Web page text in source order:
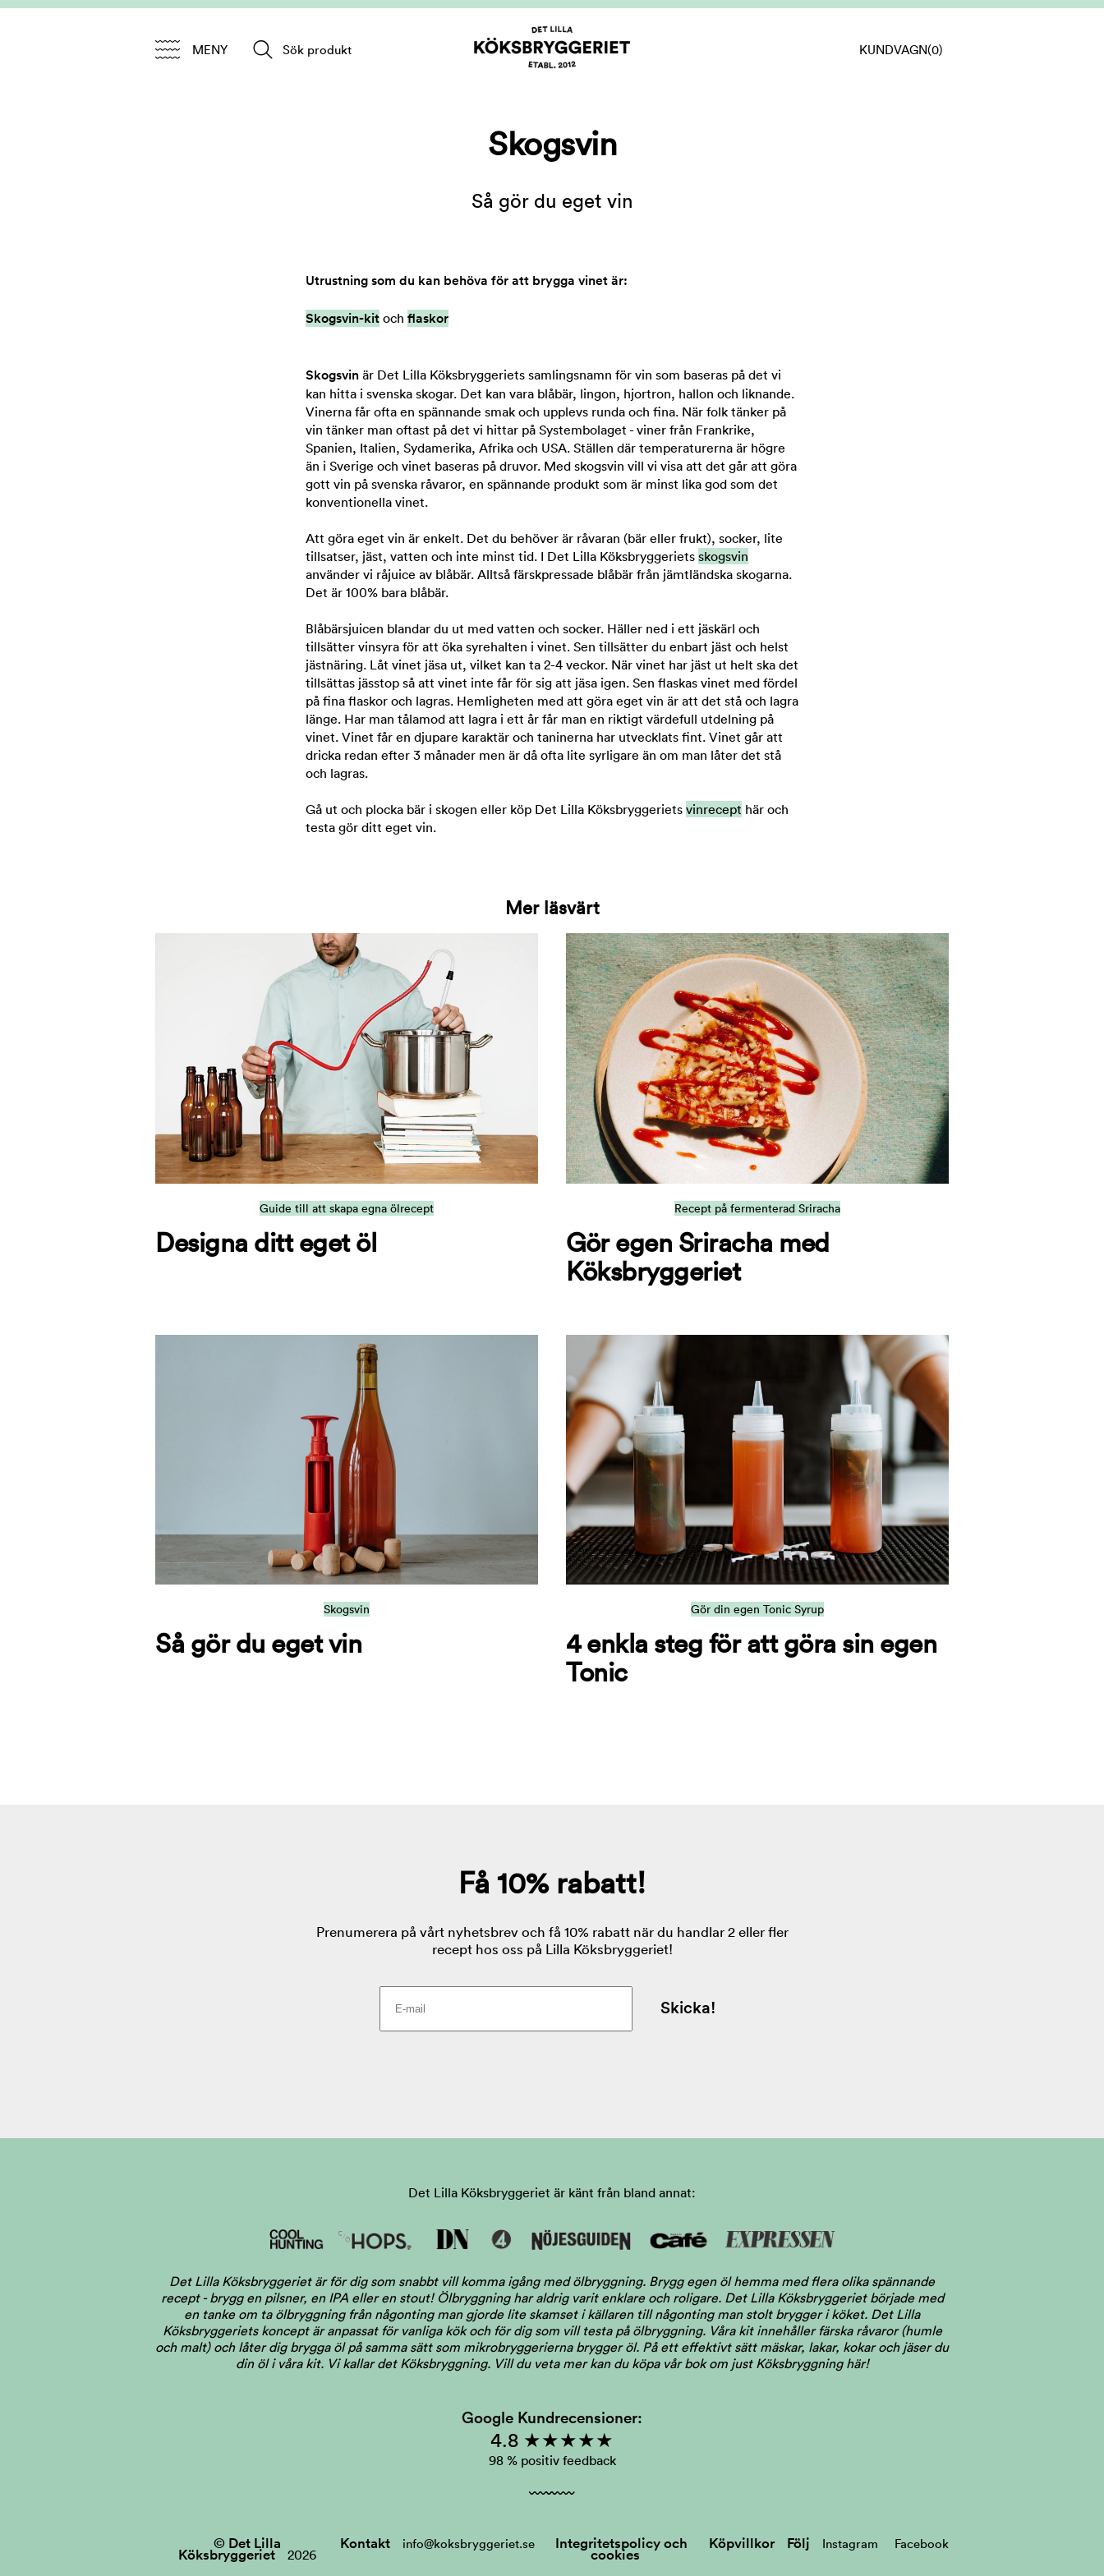
MENY Sök produkt KUNDVAGN(0)
Skogsvin
Så gör du eget vin
Utrustning som du kan behöva för att brygga vinet är:
Skogsvin-kit och flaskor
Skogsvin är Det Lilla Köksbryggeriets samlingsnamn för vin som baseras på det vi
kan hitta i svenska skogar. Det kan vara blåbär, lingon, hjortron, hallon och liknande.
Vinerna får ofta en spännande smak och upplevs runda och fina. När folk tänker på
vin tänker man oftast på det vi hittar på Systembolaget - viner från Frankrike,
Spanien, Italien, Sydamerika, Afrika och USA. Ställen där temperaturerna är högre
än i Sverige och vinet baseras på druvor. Med skogsvin vill vi visa att det går att göra
gott vin på svenska råvaror, en spännande produkt som är minst lika god som det
konventionella vinet.
Att göra eget vin är enkelt. Det du behöver är råvaran (bär eller frukt), socker, lite
tillsatser, jäst, vatten och inte minst tid. I Det Lilla Köksbryggeriets skogsvin
använder vi råjuice av blåbär. Alltså färskpressade blåbär från jämtländska skogarna.
Det är 100% bara blåbär.
Blåbärsjuicen blandar du ut med vatten och socker. Häller ned i ett jäskärl och
tillsätter vinsyra för att öka syrehalten i vinet. Sen tillsätter du enbart jäst och helst
jästnäring. Låt vinet jäsa ut, vilket kan ta 2-4 veckor. När vinet har jäst ut helt ska det
tillsättas jässtop så att vinet inte får för sig att jäsa igen. Sen flaskas vinet med fördel
på fina flaskor och lagras. Hemligheten med att göra eget vin är att det stå och lagra
länge. Har man tålamod att lagra i ett år får man en riktigt värdefull utdelning på
vinet. Vinet får en djupare karaktär och taninerna har utvecklats fint. Vinet går att
dricka redan efter 3 månader men är då ofta lite syrligare än om man låter det stå
och lagras.
Gå ut och plocka bär i skogen eller köp Det Lilla Köksbryggeriets vinrecept här och
testa gör ditt eget vin.
Mer läsvärt
Guide till att skapa egna ölrecept
Designa ditt eget öl
Recept på fermenterad Sriracha
Gör egen Sriracha med
Köksbryggeriet
Skogsvin
Så gör du eget vin
Gör din egen Tonic Syrup
4 enkla steg för att göra sin egen
Tonic
Det Lilla Köksbryggeriet är känt från bland annat:
Det Lilla Köksbryggeriet är för dig som snabbt vill komma igång med ölbryggning. Brygg egen öl hemma med flera olika spännande
recept - brygg en pilsner, en IPA eller en stout! Ölbryggning har aldrig varit enklare och roligare. Det Lilla Köksbryggeriet började med
en tanke om ta ölbryggning från någonting man gjorde lite skamset i källaren till någonting man stolt brygger i köket. Det Lilla
Köksbryggeriets koncept är anpassat för vanliga kök och för dig som vill testa på ölbryggning. Våra kit innehåller färska råvaror (humle
och malt) och låter dig brygga öl på samma sätt som mikrobryggerierna brygger öl. På ett effektivt sätt mäskar, lakar, kokar och jäser du
din öl i våra kit. Vi kallar det Köksbryggning. Vill du veta mer kan du köpa vår bok om just Köksbryggning här!
Google Kundrecensioner:
4.8 ★★★★★
98 % positiv feedback
© Det Lilla
Köksbryggeriet 2026
Kontakt info@koksbryggeriet.se Integritetspolicy och
cookies
Köpvillkor Följ Instagram Facebook